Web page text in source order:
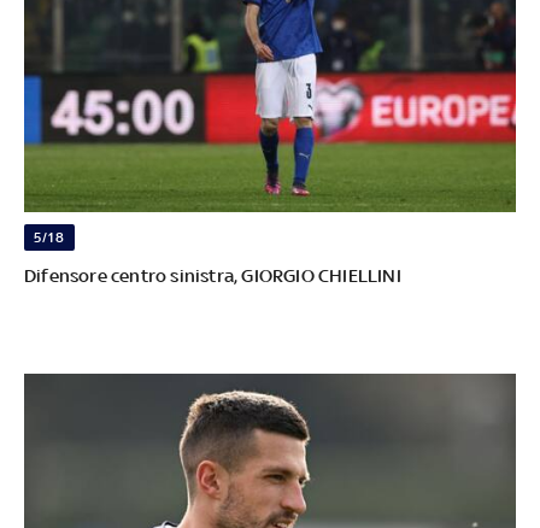
5/18
Difensore centro sinistra, GIORGIO CHIELLINI